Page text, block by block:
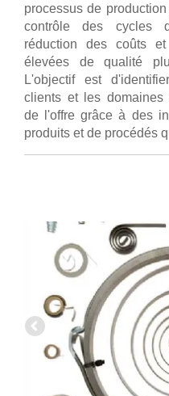
processus de
contrôle des cycles
réduction des coûts
élevées de qualité
L'objectif est
clients et les domaines
de l'offre grâce à des
produits et de procédés